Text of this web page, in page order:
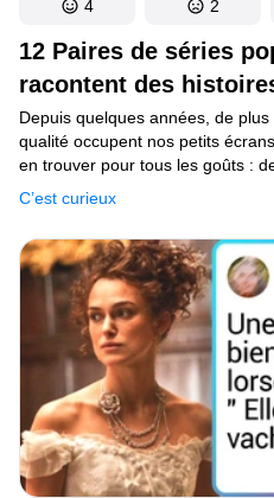
12 Paires de séries
racontent des
C’est curieux
Depuis quelques années, de
qualité occupent nos petits
en trouver pour tous les goûts :
fantastiques, des séries de
d’autres encore. Cependant, la
de devenir une sorte
l’histoire et que les personnages
on a envie de regarder des
de séries sur les différentes
que certaines d’entre elles aient
à leurs intrigues et aux
4 2